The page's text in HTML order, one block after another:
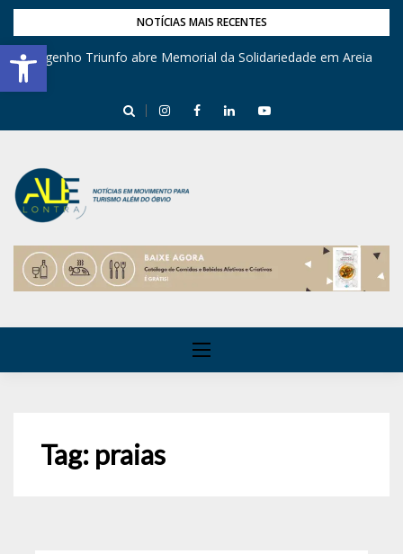
Barra de Ferramentas Aberta
NOTÍCIAS MAIS RECENTES
Engenho Triunfo abre Memorial da Solidariedade em Areia
Tag: praias